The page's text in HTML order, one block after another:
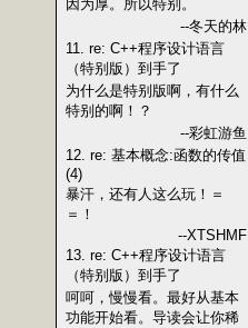
因为厚。所以特别。
--冬天的林
11. re: C++程序设计语言
（特别版）到手了
为什么是特别版啊，有什么
特别的啊！？
--彩虹游鱼
12. re: 基本概念:函数的传值
(4)
暴汗，还有人这么玩！＝
＝！
--XTSHMF
13. re: C++程序设计语言
（特别版）到手了
呵呵，慢慢看。最好从基本
功能开始看。导读会让你稀